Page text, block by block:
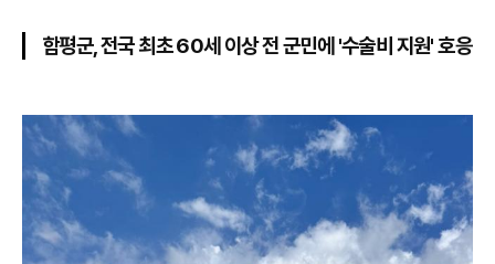
기
함평군, 전국 최초 60세 이상 전 군민에 '수술비 지원' 호응